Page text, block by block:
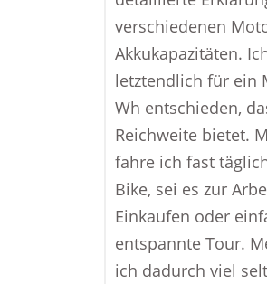
verschiedenen
Akkukapazitäten.
letztendlich für ein
Wh entschieden,
Reichweite bietet.
fahre ich fast
Bike, sei es zur
Einkaufen oder
entspannte Tour.
ich dadurch viel